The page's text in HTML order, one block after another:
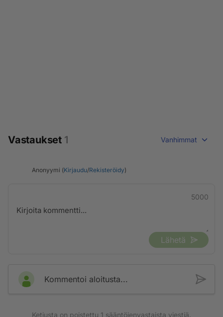
Vastaukset 1 Vanhimmat
Anonyymi (Kirjaudu/Rekisteröidy)
5000
Lähetä
Kommentoi aloitusta...
Ketjusta on poistettu 1 sääntöjenvastaista viestiä.